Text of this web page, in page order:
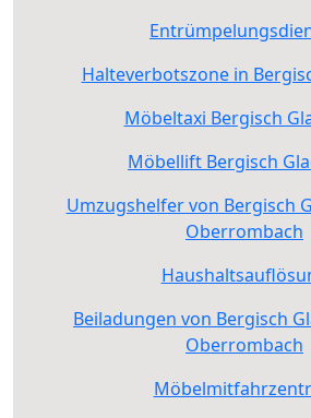
Halteverbotszone in
Möbeltaxi Bergisch
Möbellift Bergisch
Umzugshelfer von Bergisch
Oberrombach
Beiladungen von Bergisch
Oberrombach